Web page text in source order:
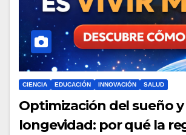
CIENCIA EDUCACIÓN INNOVACIÓN SALUD
Optimización del sueño y
longevidad: por qué la